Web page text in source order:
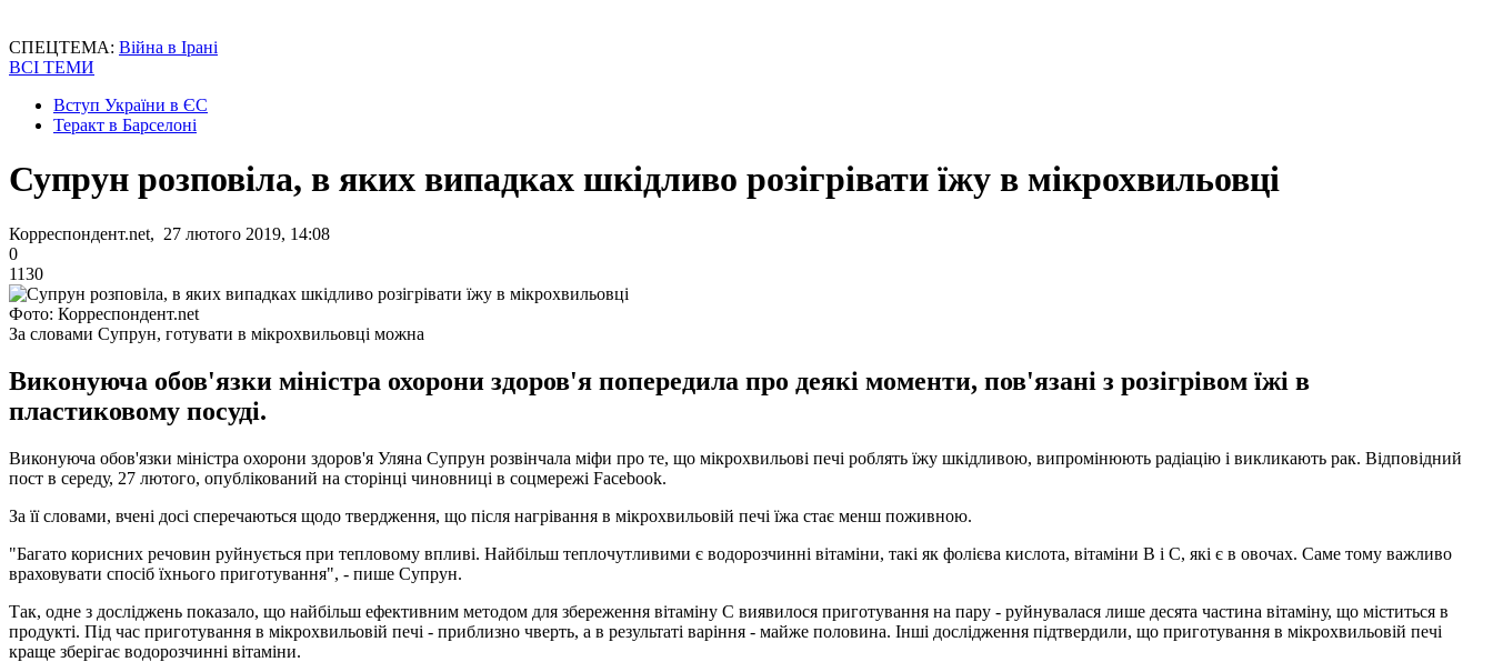
СПЕЦТЕМА: Війна в Ірані
ВСІ ТЕМИ
Вступ України в ЄС
Теракт в Барселоні
Супрун розповіла, в яких випадках шкідливо розігрівати їжу в мікрохвильовці
Корреспондент.net, 27 лютого 2019, 14:08
0
1130
Фото: Корреспондент.net
За словами Супрун, готувати в мікрохвильовці можна
Виконуюча обов'язки міністра охорони здоров'я попередила про деякі моменти, пов'язані з розігрівом їжі в
пластиковому посуді.
Виконуюча обов'язки міністра охорони здоров'я Уляна Супрун розвінчала міфи про те, що мікрохвильові печі роблять їжу шкідливою, випромінюють радіацію і викликають рак. Відповідний
пост в середу, 27 лютого, опублікований на сторінці чиновниці в соцмережі Facebook.
За її словами, вчені досі сперечаються щодо твердження, що після нагрівання в мікрохвильовій печі їжа стає менш поживною.
"Багато корисних речовин руйнується при тепловому впливі. Найбільш теплочутливими є водорозчинні вітаміни, такі як фолієва кислота, вітаміни В і С, які є в овочах. Саме тому важливо
враховувати спосіб їхнього приготування", - пише Супрун.
Так, одне з досліджень показало, що найбільш ефективним методом для збереження вітаміну С виявилося приготування на пару - руйнувалася лише десята частина вітаміну, що міститься в
продукті. Під час приготування в мікрохвильовій печі - приблизно чверть, а в результаті варіння - майже половина. Інші дослідження підтвердили, що приготування в мікрохвильовій печі
краще зберігає водорозчинні вітаміни.